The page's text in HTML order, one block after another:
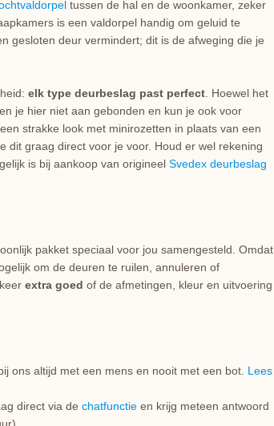
tussen de hal en de woonkamer, zeker
is een valdorpel handig om geluid te
gesloten deur vermindert; dit is de afweging die je
elk type deurbeslag past perfect . Hoewel het
je hier niet aan gebonden en kun je ook voor
strakke look met minirozetten in plaats van een
dit graag direct voor je voor. Houd er wel rekening
is bij aankoop van origineel Svedex deurbeslag
pakket speciaal voor jou samengesteld. Omdat
om de deuren te ruilen, annuleren of
extra goed of de afmetingen, kleur en uitvoering
ons altijd met een mens en nooit met een bot. Lees
direct via de chatfunctie en krijg meteen antwoord